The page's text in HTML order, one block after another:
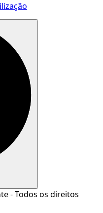
- Todos os direitos